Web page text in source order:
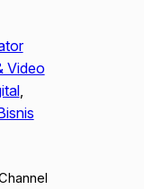
Video